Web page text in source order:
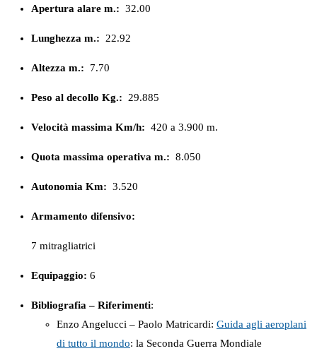
Apertura alare m.: 32.00
Lunghezza m.: 22.92
Altezza m.: 7.70
Peso al decollo Kg.: 29.885
Velocità massima Km/h: 420 a 3.900 m.
Quota massima operativa m.: 8.050
Autonomia Km: 3.520
Armamento difensivo:
7 mitragliatrici
Equipaggio: 6
Bibliografia – Riferimenti:
Enzo Angelucci – Paolo Matricardi: Guida agli aeroplani
di tutto il mondo: la Seconda Guerra Mondiale